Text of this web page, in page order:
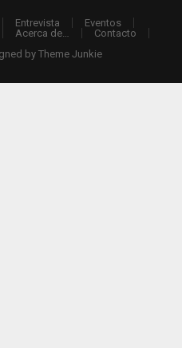
Entrevista
Eventos
Acerca de…
Contacto
byTheme Junkie